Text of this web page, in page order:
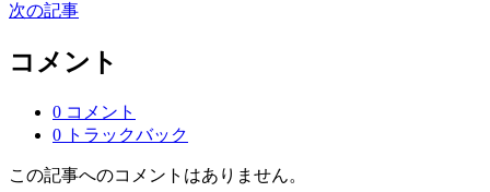
次の記事
コメント
0 コメント
0 トラックバック
この記事へのコメントはありません。